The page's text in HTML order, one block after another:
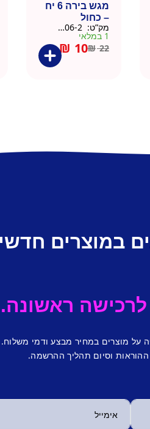
מגש בירה 6 יח
– כחול
מק”ט:
1 במלאי
₪22
₪ 10
במוצרים
על מוצרים במחיר מבצע ודמי משלוח.
וסיום תהליך ההרשמה.